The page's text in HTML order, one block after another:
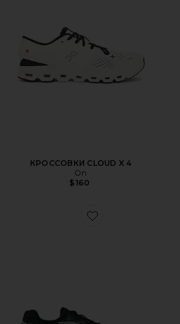
КРОССОВКИ CLOUD X 4
On
$160
Favorite КРОССОВКИ